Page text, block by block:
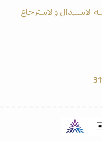
الاستبدال والاسترجاع